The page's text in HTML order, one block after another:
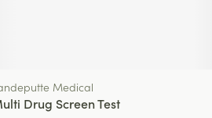
Medical
Drug Screen Test